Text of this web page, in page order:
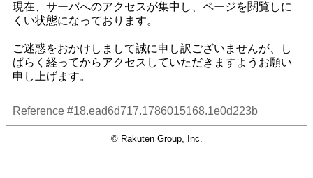
現在、サーバへのアクセスが集中し、ページを閲覧しに
くい状態になっております。
ご迷惑をおかけしまして誠に申し訳ございませんが、し
ばらく経ってからアクセスしていただきますようお願い
申し上げます。
Reference #18.ead6d717.1786015168.1e0d223b
© Rakuten Group, Inc.